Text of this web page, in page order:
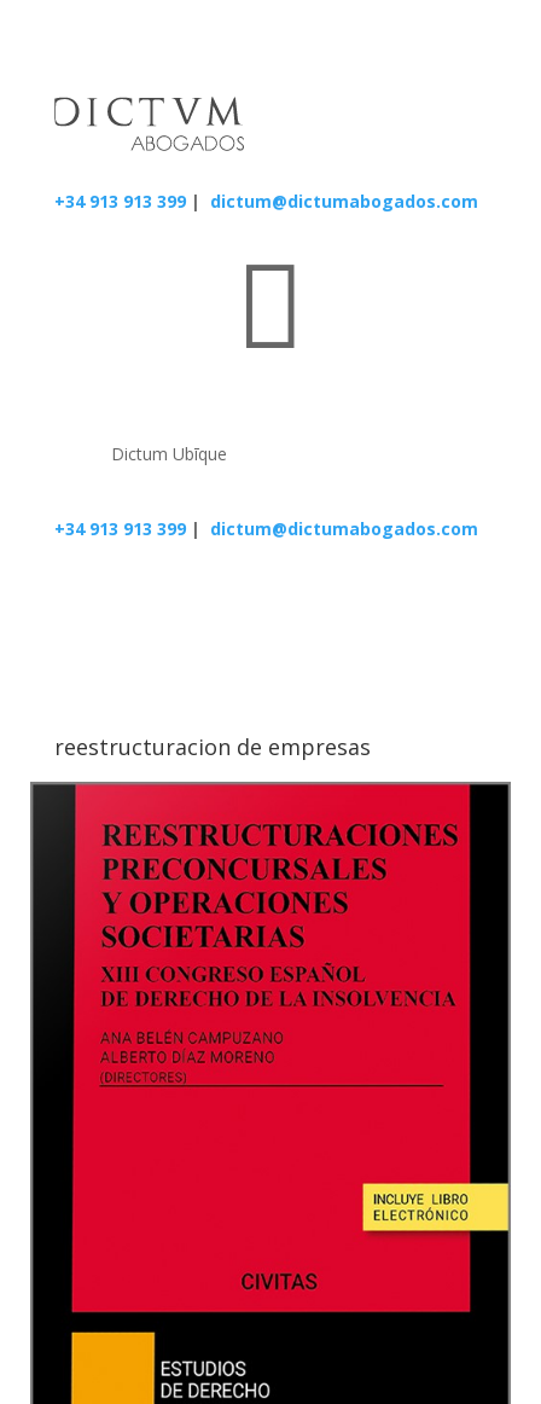
+34 913 913 399| dictum@dictumabogados.com

Dictum Ubīque
+34 913 913 399| dictum@dictumabogados.com
reestructuracion de empresas